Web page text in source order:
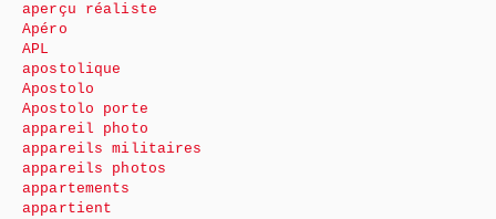
aperçu réaliste
Apéro
APL
apostolique
Apostolo
Apostolo porte
appareil photo
appareils militaires
appareils photos
appartements
appartient